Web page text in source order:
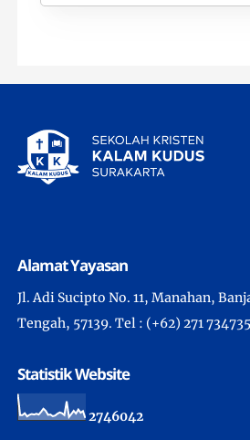
Alamat Yayasan
Jl. Adi Sucipto No. 11, Manahan,
Tengah, 57139. Tel : (+62) 271 734735
Statistik Website
2746042